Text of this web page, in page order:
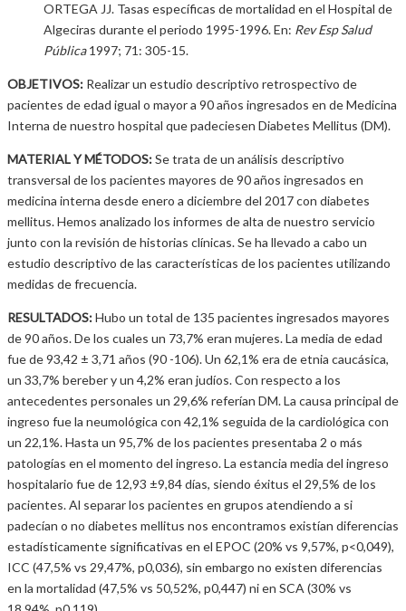
ORTEGA JJ. Tasas específicas de mortalidad en el Hospital de
Algeciras durante el periodo 1995-1996. En: Rev Esp Salud
Pública1997; 71: 305-15.
OBJETIVOS: Realizar un estudio descriptivo retrospectivo de
pacientes de edad igual o mayor a 90 años ingresados en de Medicina
Interna de nuestro hospital que padeciesen Diabetes Mellitus (DM).
MATERIAL Y MÉTODOS:Se trata de un análisis descriptivo
transversal de los pacientes mayores de 90 años ingresados en
medicina interna desde enero a diciembre del 2017 con diabetes
mellitus. Hemos analizado los informes de alta de nuestro servicio
junto con la revisión de historias clínicas. Se ha llevado a cabo un
estudio descriptivo de las características de los pacientes utilizando
medidas de frecuencia.
RESULTADOS:Hubo un total de 135 pacientes ingresados mayores
de 90 años. De los cuales un 73,7% eran mujeres. La media de edad
fue de 93,42 ± 3,71 años (90 -106). Un 62,1% era de etnia caucásica,
un 33,7% bereber y un 4,2% eran judíos. Con respecto a los
antecedentes personales un 29,6% referían DM. La causa principal de
ingreso fue la neumológica con 42,1% seguida de la cardiológica con
un 22,1%. Hasta un 95,7% de los pacientes presentaba 2 o más
patologías en el momento del ingreso. La estancia media del ingreso
hospitalario fue de 12,93 ±9,84 días, siendo éxitus el 29,5% de los
pacientes. Al separar los pacientes en grupos atendiendo a si
padecían o no diabetes mellitus nos encontramos existían diferencias
estadísticamente significativas en el EPOC (20% vs 9,57%, p<0,049),
ICC (47,5% vs 29,47%, p0,036), sin embargo no existen diferencias
en la mortalidad (47,5% vs 50,52%, p0,447) ni en SCA (30% vs